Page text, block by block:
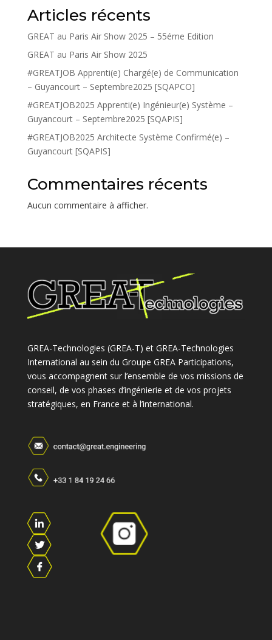
Articles récents
GREAT au Paris Air Show 2025 – 55éme Edition
GREAT au Paris Air Show 2025
#GREATJOB Apprenti(e) Chargé(e) de Communication
– Guyancourt – Septembre2025 [SQAPCO]
#GREATJOB2025 Apprenti(e) Ingénieur(e) Système –
Guyancourt – Septembre2025 [SQAPIS]
#GREATJOB2025 Architecte Système Confirmé(e) –
Guyancourt [SQAPIS]
Commentaires récents
Aucun commentaire à afficher.
GREA-Technologies (GREA-T) et GREA-Technologies
International au sein du Groupe GREA Participations,
vous accompagnent sur l’ensemble de vos missions de
conseil, de vos phases d’ingénierie et de vos projets
stratégiques, en France et à l’international.